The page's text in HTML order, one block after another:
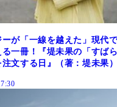
ーが「一線を越えた」現代
一冊！『堤未果の「すば
文する日』（著：堤未果）